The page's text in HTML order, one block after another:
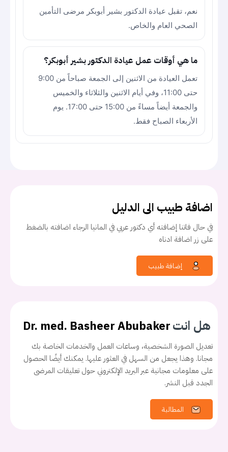
نعم، تقبل عيادة الدكتور بشير أبوبكر مرضى التأمين
الصحي العام والخاص.
ما هي أوقات عمل عيادة الدكتور بشير أبوبكر؟
تعمل العيادة من الاثنين إلى الجمعة صباحاً من 9:00
حتى 11:00، وفي أيام الاثنين والثلاثاء والخميس
والجمعة أيضاً مساءً من 15:00 حتى 17:00. يوم
الأربعاء الصباح فقط.
اضافة طبيب الى الدليل
في حال فاتنا إضافته أي دكتور عربي في المانيا الرجاء اضافته بالضغط
على زر اضافة ادناه
هل انتDr. med. Basheer Abubaker
تعديل الصورة الشخصية، وساعات العمل والخدمات الخاصة بك
مجانا. وهذا يجعل من السهل في العثور عليها. يمكنك أيضًا الحصول
على معلومات مجانية عبر البريد الإلكتروني حول تعليقات المرضى
الجدد قبل النشر.
المطالبة